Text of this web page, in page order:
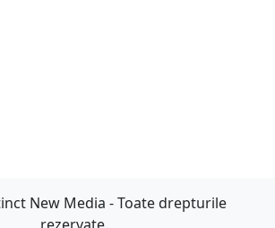
New Media - Toate drepturile